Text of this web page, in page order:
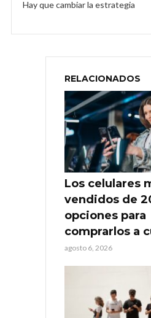
Hay que cambiar la estrategia
RELACIONADOS
Los celulares
vendidos de
opciones para
comprarlos a
agosto 6, 2026